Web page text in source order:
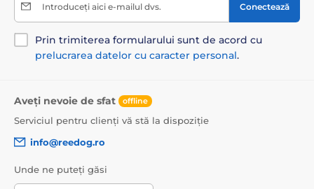
Introduceți aici e-mailul dvs. Conectează
Prin trimiterea formularului sunt de acord cu
prelucrarea datelor cu caracter personal.
Aveți nevoie de sfat offline
Serviciul pentru clienți vă stă la dispoziție
info@reedog.ro
Unde ne puteți găsi